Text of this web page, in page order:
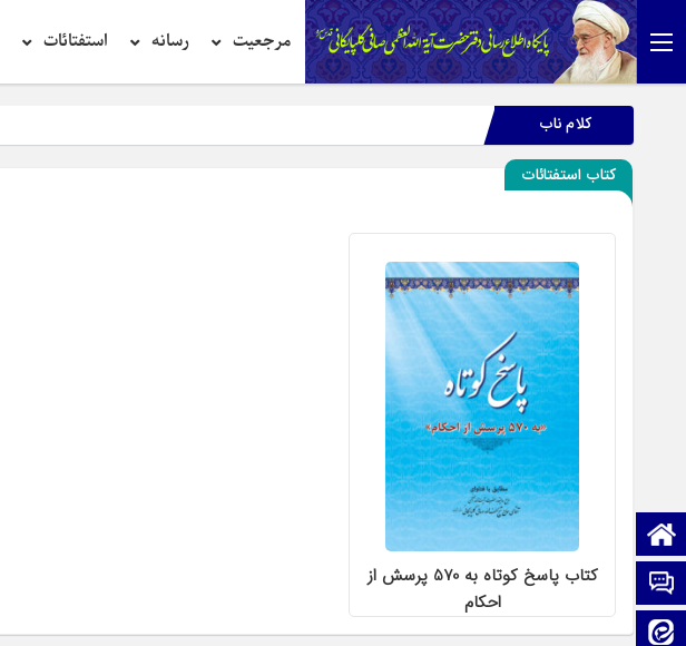
مرجعیت رسانه استفتائات
صفحه نخست
تماس با ما
ایتا
کلام ناب
کتاب استفتائات
کتاب پاسخ کوتاه به 570 پرسش از
احکام